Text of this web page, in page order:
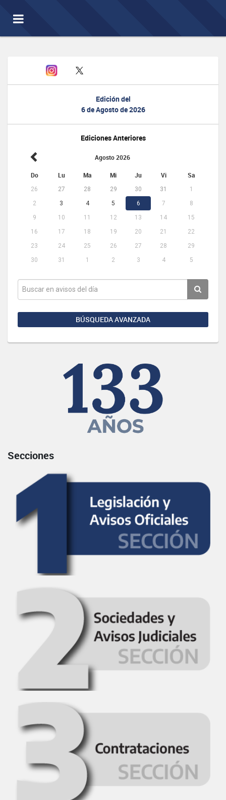
Toggle
navigation
Edición del
6 de Agosto de 2026
Ediciones Anteriores
Agosto 2026
Do Lu Ma Mi Ju Vi Sa
26 27 28 29 30 31
1
2
3 4 5 6 7
8
9
10 11 12 13 14
15
16
17 18 19 20 21
22
23
24 25 26 27 28
29
30
31 1 2 3 4 5
BÚSQUEDA AVANZADA
Secciones